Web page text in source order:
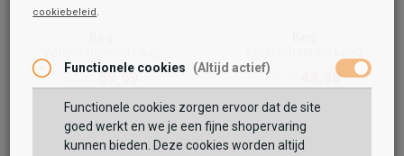
Veterschoenen Laag
79,99
69,99
Maat:
59,99
59,99
49,99
Toegevoegd aan je winkeltas!
cookiebeleid.
Functionele cookies (Altijd actief)
Functionele cookies zorgen ervoor dat de site
goed werkt en we je een fijne shopervaring
kunnen bieden. Deze cookies worden altijd